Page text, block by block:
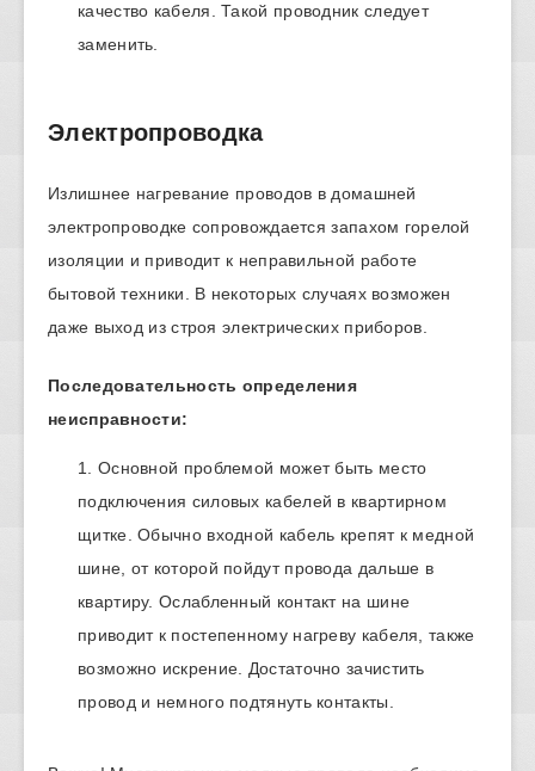
качество кабеля. Такой проводник следует
заменить.
Электропроводка
Излишнее нагревание проводов в домашней
электропроводке сопровождается запахом горелой
изоляции и приводит к неправильной работе
бытовой техники. В некоторых случаях возможен
даже выход из строя электрических приборов.
Последовательность определения
неисправности:
Основной проблемой может быть место
подключения силовых кабелей в квартирном
щитке. Обычно входной кабель крепят к медной
шине, от которой пойдут провода дальше в
квартиру. Ослабленный контакт на шине
приводит к постепенному нагреву кабеля, также
возможно искрение. Достаточно зачистить
провод и немного подтянуть контакты.